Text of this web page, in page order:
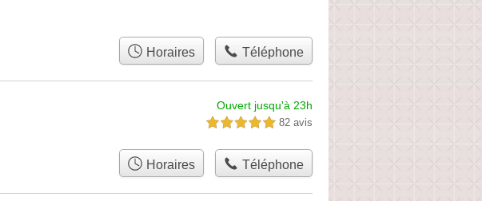
Horaires Téléphone
Ouvert jusqu'à 23h
5,0 étoiles sur 5 82 avis
Horaires Téléphone